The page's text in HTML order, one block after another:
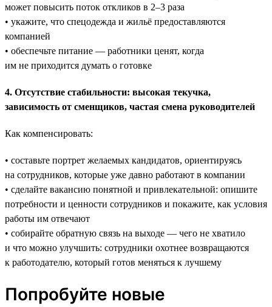
может повысить поток откликов в 2–3 раза
• укажите, что спецодежда и жильё предоставляются
компанией
• обеспечьте питание — работники ценят, когда
им не приходится думать о готовке
4. Отсутствие стабильности: высокая текучка,
зависимость от сменщиков, частая смена руководителей
Как компенсировать:
• составьте портрет желаемых кандидатов, ориентируясь
на сотрудников, которые уже давно работают в компании
• сделайте вакансию понятной и привлекательной: опишите
потребности и ценности сотрудников и покажите, как условия
работы им отвечают
• собирайте обратную связь на выходе — чего не хватило
и что можно улучшить: сотрудники охотнее возвращаются
к работодателю, который готов меняться к лучшему
Попробуйте новые